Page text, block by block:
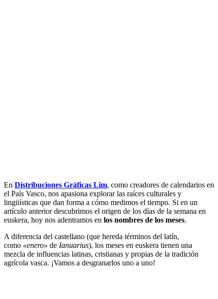
En Distribuciones Gráficas Lim, como creadores de calendarios en
el País Vasco, nos apasiona explorar las raíces culturales y
lingüísticas que dan forma a cómo medimos el tiempo. Si en un
artículo anterior descubrimos el origen de los días de la semana en
euskera, hoy nos adentramos en los nombres de los meses.
A diferencia del castellano (que hereda términos del latín,
como «enero» de Ianuarius), los meses en euskera tienen una
mezcla de influencias latinas, cristianas y propias de la tradición
agrícola vasca. ¡Vamos a desgranarlos uno a uno!